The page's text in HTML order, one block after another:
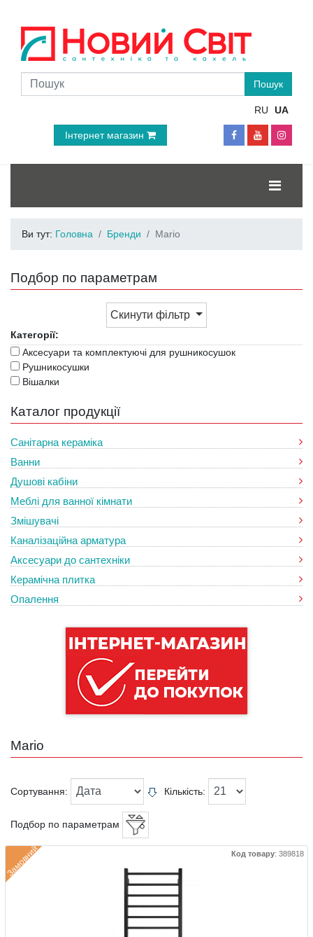
RU UA
Інтернет магазин
Ви тут: Головна Бренди Mario
Подбор по параметрам
Скинути фільтр
Категорії:
Аксесуари та комплектуючі для рушникосушок
Рушникосушки
Вішалки
Каталог продукції
Санітарна кераміка
Ванни
Душові кабіни
Меблі для ванної кімнати
Змішувачі
Каналізаційна арматура
Аксесуари до сантехніки
Керамічна плитка
Опалення
Mario
Сортування: Кількість:
Подбор по параметрам
Замовний Код товару: 389818